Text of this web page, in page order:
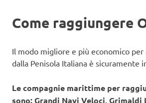
Come raggiungere
Il modo migliore e più economico
dalla Penisola Italiana è sicuramente
Le compagnie marittime per
sono: Grandi Navi Veloci, Grimaldi